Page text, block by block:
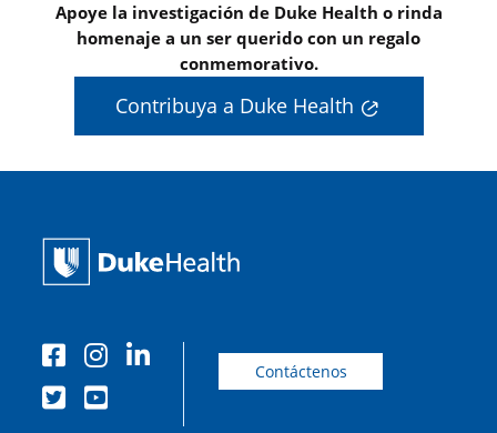
Apoye la investigación de Duke Health o rinda
homenaje a un ser querido con un regalo
conmemorativo.
Contribuya a Duke Health
Contáctenos